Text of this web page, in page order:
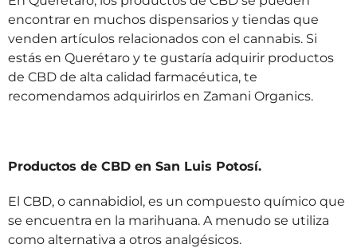
encontrar en muchos dispensarios y tiendas que
venden artículos relacionados con el cannabis. Si
estás en Querétaro y te gustaría adquirir productos
de CBD de alta calidad farmacéutica, te
recomendamos adquirirlos en Zamani Organics.
Productos de CBD en San Luis Potosí.
El CBD, o cannabidiol, es un compuesto químico que
se encuentra en la marihuana. A menudo se utiliza
como alternativa a otros analgésicos.